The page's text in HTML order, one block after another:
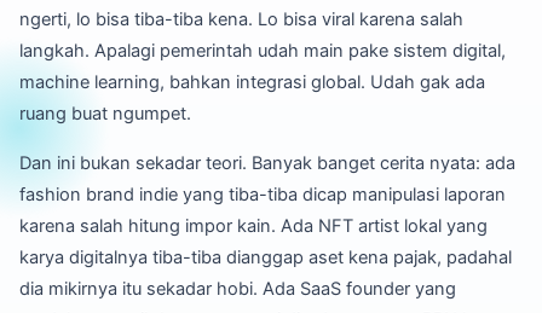
ngerti, lo bisa tiba-tiba kena. Lo bisa viral karena salah
langkah. Apalagi pemerintah udah main pake sistem digital,
machine learning, bahkan integrasi global. Udah gak ada
ruang buat ngumpet.
Dan ini bukan sekadar teori. Banyak banget cerita nyata: ada
fashion brand indie yang tiba-tiba dicap manipulasi laporan
karena salah hitung impor kain. Ada NFT artist lokal yang
karya digitalnya tiba-tiba dianggap aset kena pajak, padahal
dia mikirnya itu sekadar hobi. Ada SaaS founder yang